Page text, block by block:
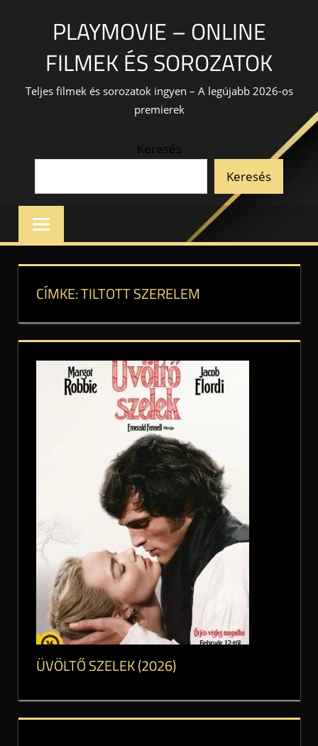
PLAYMOVIE – ONLINE
FILMEK ÉS SOROZATOK
Teljes filmek és sorozatok ingyen – A legújabb 2026-os
premierek
Keresés
Keresés
CÍMKE:TILTOTT SZERELEM
ÜVÖLTŐ SZELEK (2026)